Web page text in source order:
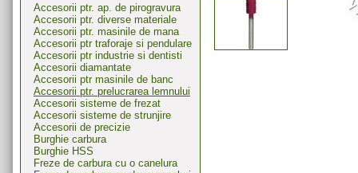
Accesorii ptr. ap. de pirogravura
Accesorii ptr. diverse materiale
Accesorii ptr. masinile de mana
Accesorii ptr traforaje si pendulare
Accesorii ptr industrie si dentisti
Accesorii diamantate
Accesorii ptr masinile de banc
Accesorii ptr. prelucrarea lemnului
Accesorii sisteme de frezat
Accesorii sisteme de strunjire
Accesorii de precizie
Burghie carbura
Burghie HSS
Freze de carbura cu o canelura